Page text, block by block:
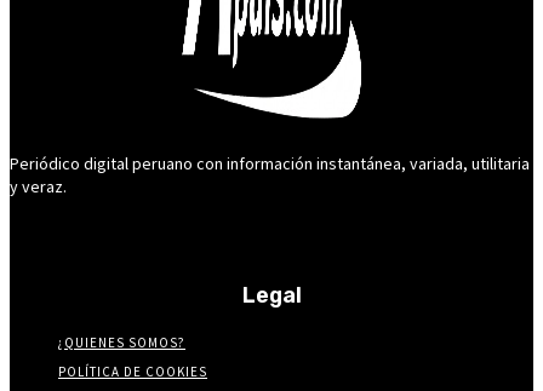
Periódico digital peruano con información instantánea, variada, utilitaria
y veraz.
Legal
¿QUIENES SOMOS?
POLÍTICA DE COOKIES